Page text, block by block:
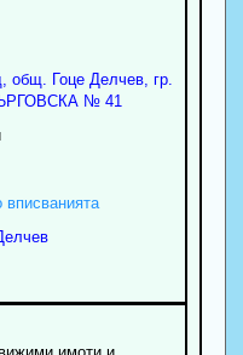
общ. Гоце Делчев, гр.
№ 41